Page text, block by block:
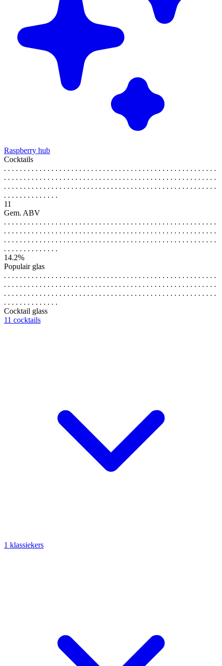
Raspberry hub
Cocktails
. . . . . . . . . . . . . . . . . . . . . . . . . . . . . . . . . . . . . . . . . . . . . . . . . . . . . .
. . . . . . . . . . . . . . . . . . . . . . . . . . . . . . . . . . . . . . . . . . . . . . . . . . . . . .
. . . . . . . . . . . . . . . . . . . . . . . . . . . . . . . . . . . . . . . . . . . . . . . . . . . . . .
. . . . . . . . . . . . . .
11
Gem. ABV
. . . . . . . . . . . . . . . . . . . . . . . . . . . . . . . . . . . . . . . . . . . . . . . . . . . . . .
. . . . . . . . . . . . . . . . . . . . . . . . . . . . . . . . . . . . . . . . . . . . . . . . . . . . . .
. . . . . . . . . . . . . . . . . . . . . . . . . . . . . . . . . . . . . . . . . . . . . . . . . . . . . .
. . . . . . . . . . . . . .
14.2%
Populair glas
. . . . . . . . . . . . . . . . . . . . . . . . . . . . . . . . . . . . . . . . . . . . . . . . . . . . . .
. . . . . . . . . . . . . . . . . . . . . . . . . . . . . . . . . . . . . . . . . . . . . . . . . . . . . .
. . . . . . . . . . . . . . . . . . . . . . . . . . . . . . . . . . . . . . . . . . . . . . . . . . . . . .
. . . . . . . . . . . . . .
Cocktail glass
11 cocktails
1 klassiekers